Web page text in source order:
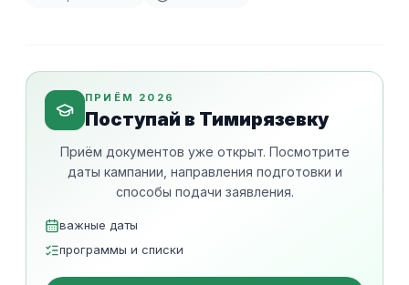
ПРИЁМ 2026
Поступай в Тимирязевку
Приём документов уже открыт. Посмотрите
даты кампании, направления подготовки и
способы подачи заявления.
важные даты
программы и списки